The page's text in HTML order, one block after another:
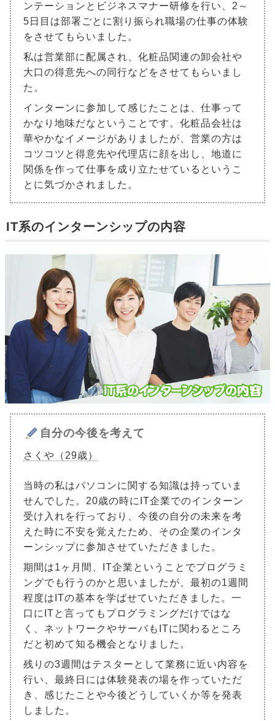
ンテーションとビジネスマナー研修を行い、2～
5日目は部署ごとに割り振られ職場の仕事の体験
をさせてもらいました。
私は営業部に配属され、化粧品関連の卸会社や
大口の得意先への同行などをさせてもらいまし
た。
インターンに参加して感じたことは、仕事って
かなり地味だなということです。化粧品会社は
華やかなイメージがありましたが、営業の方は
コツコツと得意先や代理店に顔を出し、地道に
関係を作って仕事を成り立たせているというこ
とに気づかされました。
IT系のインターンシップの内容
自分の今後を考えて
さくや（29歳）
当時の私はパソコンに関する知識は持っていま
せんでした。20歳の時にIT企業でのインターン
受け入れを行っており、今後の自分の未来を考
えた時に不安を覚えたため、その企業のインタ
ーンシップに参加させていただきました。
期間は1ヶ月間、IT企業ということでプログラミ
ングでも行うのかと思いましたが、最初の1週間
程度はITの基本を学ばせていただきました。一
口にITと言ってもプログラミングだけではな
く、ネットワークやサーバもITに関わるところ
だと初めて知る機会となりました。
残りの3週間はテスターとして業務に近い内容を
行い、最終日には体験発表の場を作っていただ
き、感じたことや今後どうしていくか等を発表
しました。